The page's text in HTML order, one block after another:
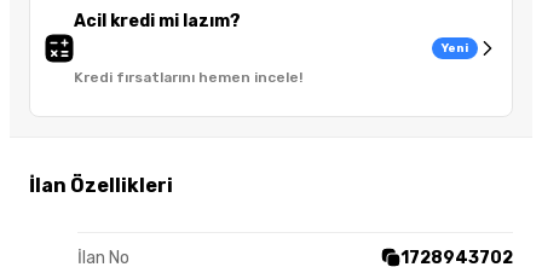
Acil kredi mi lazım?
Kredi fırsatlarını hemen incele!
Yeni
İlan Özellikleri
İlan No 1728943702